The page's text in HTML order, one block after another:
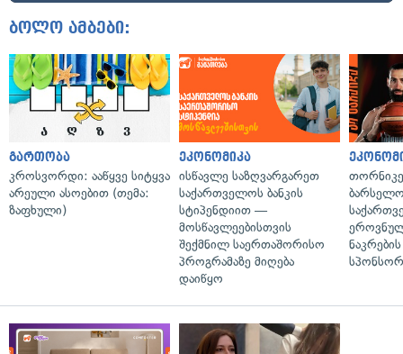
ბოლო ამბები:
გართობა
კროსვორდი: ააწყვე სიტყვა
არეული ასოებით (თემა:
ზაფხული)
ეკონომიკა
ისწავლე საზღვარგარეთ
საქართველოს ბანკის
სტიპენდიით —
მოსწავლეებისთვის
შექმნილ საერთაშორისო
პროგრამაზე მიღება
დაიწყო